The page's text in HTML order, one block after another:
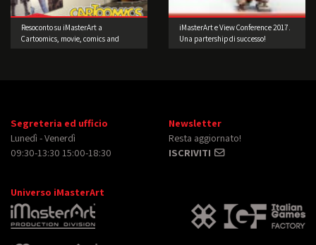
Resoconto su iMasterArt a
Cartoomics, movie, comics and
iMasterArt e View Conference 2017.
Una partership di successo!
Segreteria ed ufficio
Lunedì - Venerdì
09:30-13:30 15:00-18:30
Newsletter
Resta aggiornato!
ISCRIVITI
Universo iMasterArt